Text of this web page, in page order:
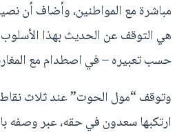
مباشرة مع المواطنين، وأضاف أن
هي التوقف عن الحديث بهذا
حسب تعبيره – في اصطدام مع
وتوقف “مول الحوت” عند ثلاث نقاط
ارتكبها سعدون في حقه، عبر وصفه